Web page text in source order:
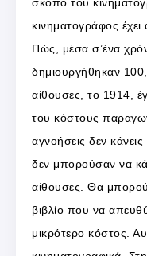
σκοπό του
κινηματογράφος
Πώς, μέσα σ’ένα
δημιουργήθηκαν
αίθουσες, το 1914,
του κόστους
αγνοήσεις δεν
δεν μπορούσαν να
αίθουσες. Θα
βιβλίο που να
μικρότερο κόστος.